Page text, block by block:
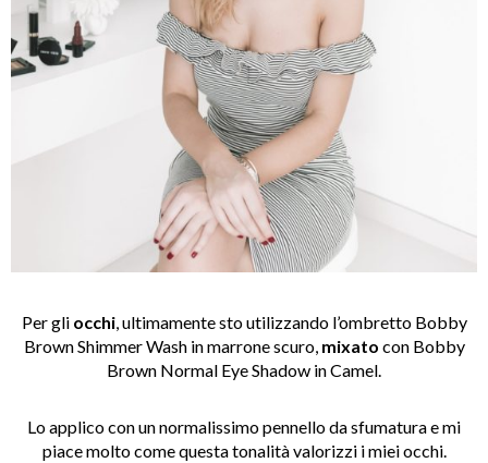
Per gli occhi, ultimamente sto utilizzando l’ombretto Bobby
Brown Shimmer Wash in marrone scuro, mixato con Bobby
Brown Normal Eye Shadow in Camel.
Lo applico con un normalissimo pennello da sfumatura e mi
piace molto come questa tonalità valorizzi i miei occhi.